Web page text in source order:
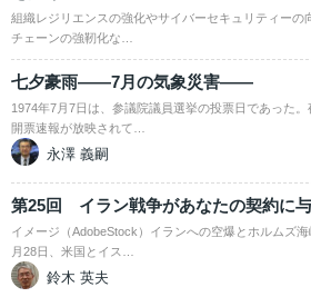
組織レジリエンスの強化やサイバーセキュリティーの
チェーンの強靭化な…
七夕豪雨――7月の気象災害――
1974年7月7日は、参議院議員選挙の投票日であった
開票速報が放映されて…
永澤 義嗣
第25回 イラン戦争があなたの契約に
イメージ（AdobeStock）イランへの空爆とホルムズ
月28日、米国とイス…
鈴木 英夫